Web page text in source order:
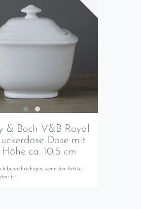
& Boch V&B Royal
Dose mit
Höhe ca. 10,5 cm
benachrichigen, wenn der Artikel
ist.